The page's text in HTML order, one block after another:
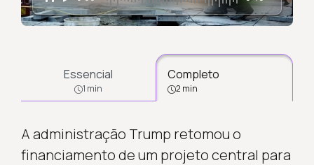
Essencial
1 min
Completo
2 min
A administração Trump retomou o
financiamento de um projeto central para